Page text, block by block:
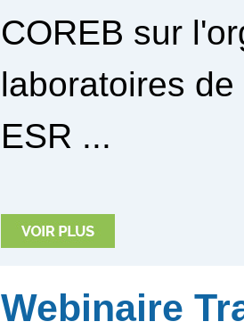
COREB sur
laboratoires
ESR ...
Webinaire